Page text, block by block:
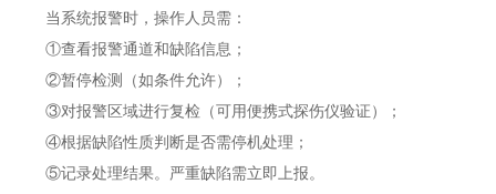
当系统报警时，操作人员需：
①查看报警通道和缺陷信息；
②暂停检测（如条件允许）；
③对报警区域进行复检（可用便携式探伤仪验证）；
④根据缺陷性质判断是否需停机处理；
⑤记录处理结果。严重缺陷需立即上报。